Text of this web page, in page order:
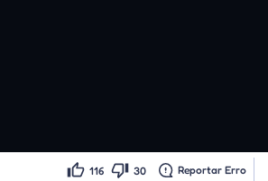
116 30 Reportar Erro